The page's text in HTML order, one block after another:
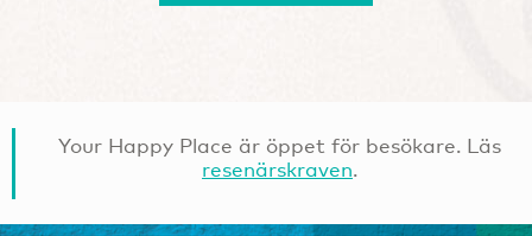
Your Happy Place är öppet för besökare. Läs
resenärskraven.